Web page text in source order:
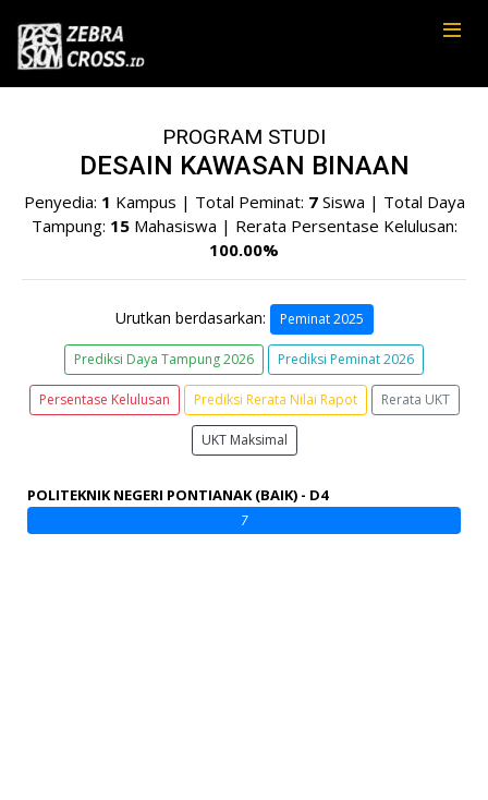
PROGRAM STUDI
DESAIN KAWASAN BINAAN
Penyedia: 1 Kampus | Total Peminat: 7Siswa | Total Daya
Tampung: 15Mahasiswa | Rerata Persentase Kelulusan:
100.00%
Urutkan berdasarkan: Peminat 2025
Prediksi Daya Tampung 2026 Prediksi Peminat 2026
Persentase Kelulusan Prediksi Rerata Nilai Rapot Rerata UKT
UKT Maksimal
POLITEKNIK NEGERI PONTIANAK (BAIK) - D4
7